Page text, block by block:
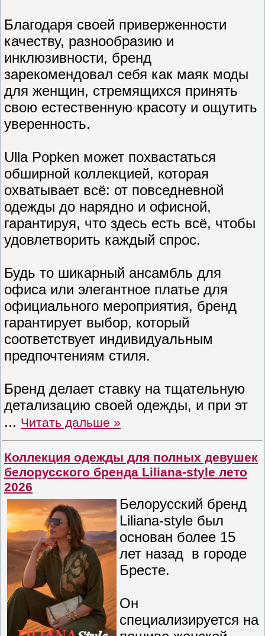
Благодаря своей приверженности
качеству, разнообразию и
инклюзивности, бренд
зарекомендовал себя как маяк моды
для женщин, стремящихся принять
свою естественную красоту и ощутить
уверенность.
Ulla Popken может похвастаться
обширной коллекцией, которая
охватывает всё: от повседневной
одежды до нарядно и офисной,
гарантируя, что здесь есть всё, чтобы
удовлетворить каждый спрос.
Будь то шикарный ансамбль для
офиса или элегантное платье для
официального мероприятия, бренд
гарантирует выбор, который
соответствует индивидуальным
предпочтениям стиля.
Бренд делает ставку на тщательную
детализацию своей одежды, и при эт
... Читать дальше »
Коллекция одежды для полных девушек
белорусского бренда Liliana-style лето
2026
Белорусский бренд
Liliana-style был
основан более 15
лет назад в городе
Бресте.
Он
специализируется на